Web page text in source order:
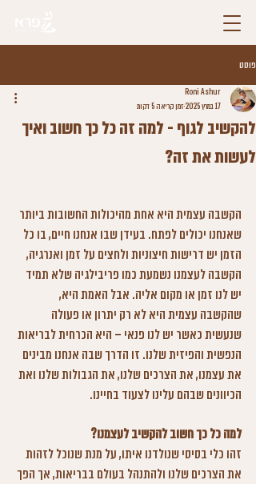
פוסט
להקשיב לגוף - למה זה כל כך חשוב ואיך
לעשות את זה?
Roni Ashur
17 במרץ 2025
זמן קריאה 5 דקות
הקשבה עצמית היא אחת מהיכולות החשובות ביותר
שאנחנו יכולים לפתח. בעידן שבו אנחנו חיים, בו כל
הזמן יש דרישות חיצוניות ולחצים על זמן ואנרגיה,
הקשבה לעצמנו נשמעת כמו פריבילגיה שלא תמיד
יש לנו זמן או מקום אליה. אבל האמת היא,
שהקשבה עצמית היא לא רק יתרון או פעולה
שנעשית כאשר יש לנו פנאי – היא הכרחית לבריאות
הנפשית והפיזית שלנו. זו הדרך שבה אנחנו מבינים
את עצמנו, את הצרכים שלנו, את הגבולות שלנו ואת
הכיוונים שבהם עלינו לצעוד בחיינו.
למה כל כך חשוב להקשיב לעצמנו?
זהו כלי בסיסי שנולדנו איתו, על מנת שנוכל לזהות
את הצרכים שלנו ולהתנהל בעולם בבריאות, אך הפך